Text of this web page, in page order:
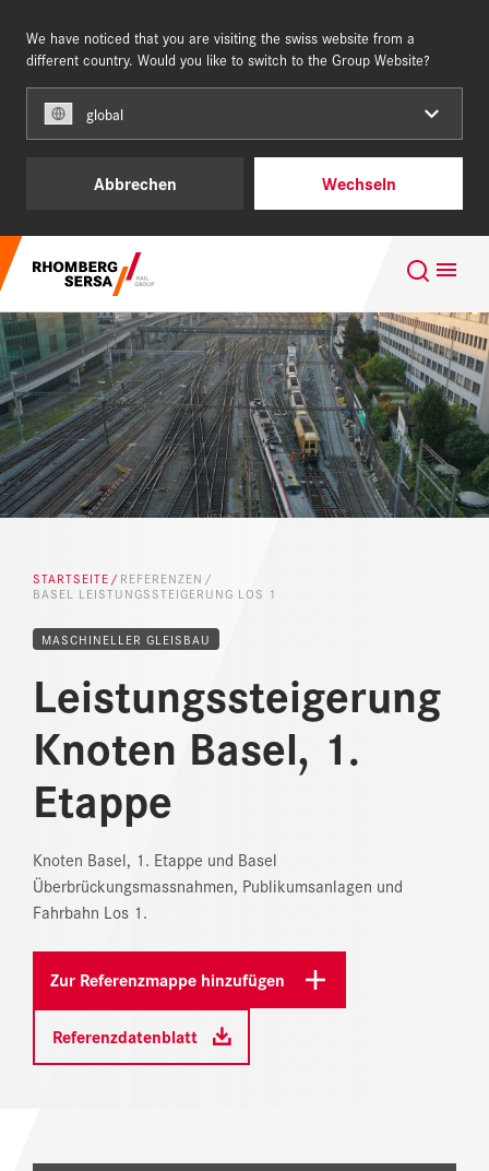
We have noticed that you are visiting the swiss website from a
different country. Would you like to switch to the Group Website?
global
Abbrechen Wechseln
NEWS
DOWNLOAD CENTER
ONLINE MAGAZIN
Projektgeschäft
Leistungen & Produkte
Über uns
Karriere
SCHWEIZ DE
Suchempfehlungen
Karriere im Team of Steel
Nachhaltigkeit
Digital Rail Services
STARTSEITE REFERENZEN
BASEL LEISTUNGSSTEIGERUNG LOS 1
MASCHINELLER GLEISBAU
Leistungssteigerung
Knoten Basel, 1.
Etappe
Knoten Basel, 1. Etappe und Basel
Überbrückungsmassnahmen, Publikumsanlagen und
Fahrbahn Los 1.
Zur Referenzmappe hinzufügen
Referenzdatenblatt